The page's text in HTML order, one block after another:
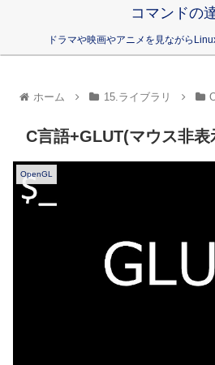
コマンドの
ドラマや映画やアニメを見ながら
ホーム 15.ライブラリ
C言語+GLUT(マウス非表
OpenGL